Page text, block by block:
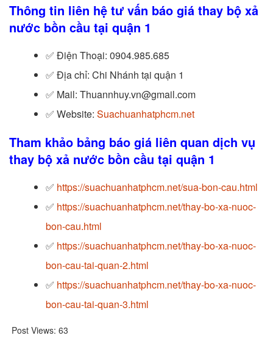
Thông tin liên hệ tư vấn báo giá thay bộ xả
nước bồn cầu tại quận 1
✅ Điện Thoại: 0904.985.685
✅ Địa chỉ: Chi Nhánh tại quận 1
✅ Mail: Thuannhuy.vn@gmail.com
✅ Website: Suachuanhatphcm.net
Tham khảo bảng báo giá liên quan dịch vụ
thay bộ xả nước bồn cầu tại quận 1
✅ https://suachuanhatphcm.net/sua-bon-cau.html
✅ https://suachuanhatphcm.net/thay-bo-xa-nuoc-
bon-cau.html
✅ https://suachuanhatphcm.net/thay-bo-xa-nuoc-
bon-cau-tai-quan-2.html
✅ https://suachuanhatphcm.net/thay-bo-xa-nuoc-
bon-cau-tai-quan-3.html
Post Views: 63